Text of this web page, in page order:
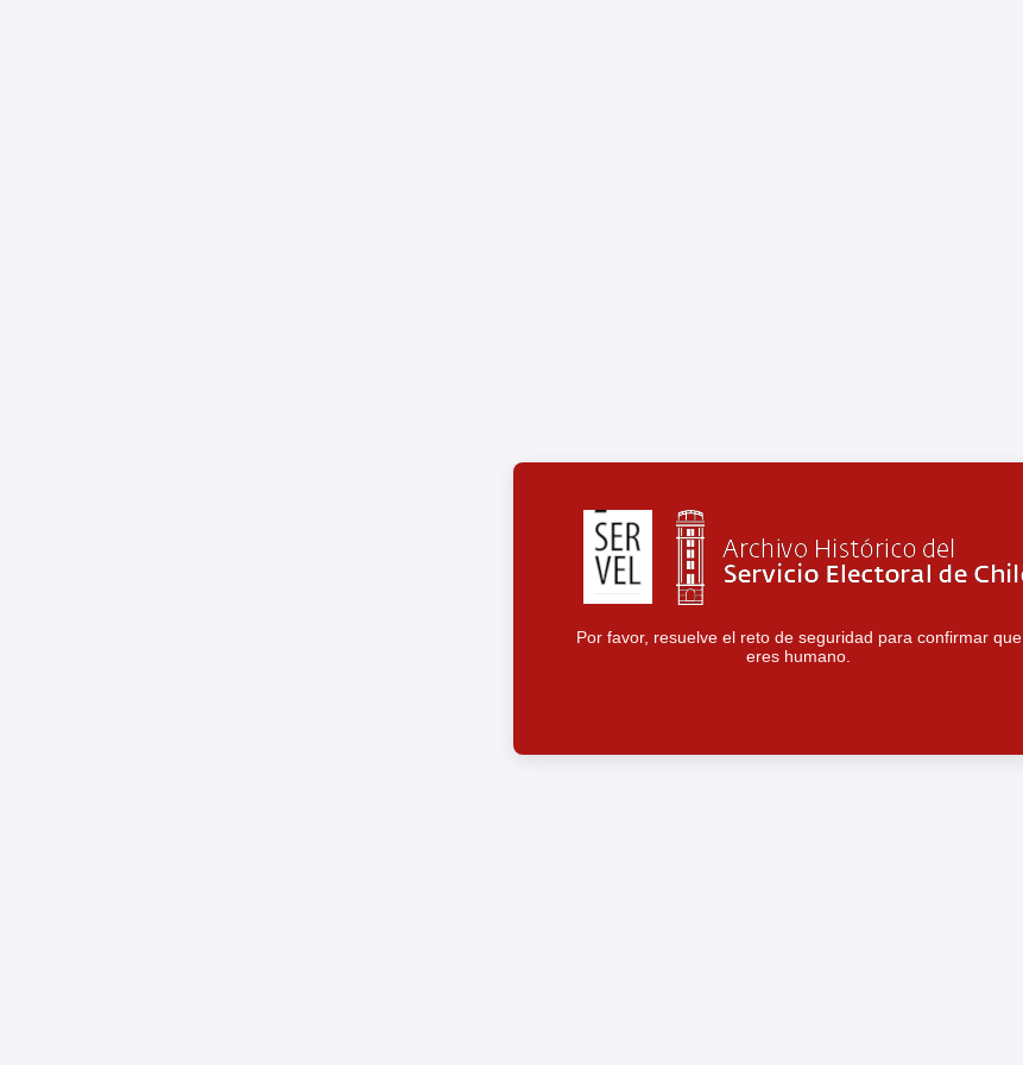
Por favor, resuelve el reto de seguridad para confirmar que
eres humano.